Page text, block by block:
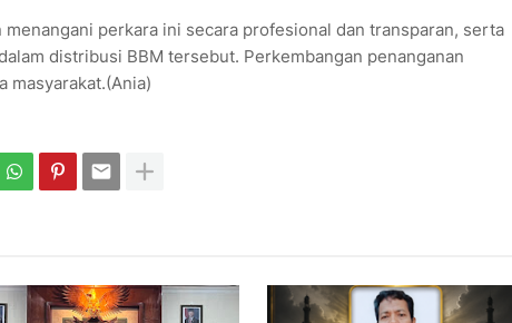
perkara ini secara profesional dan transparan, serta
distribusi BBM tersebut. Perkembangan penanganan
masyarakat.(Ania)